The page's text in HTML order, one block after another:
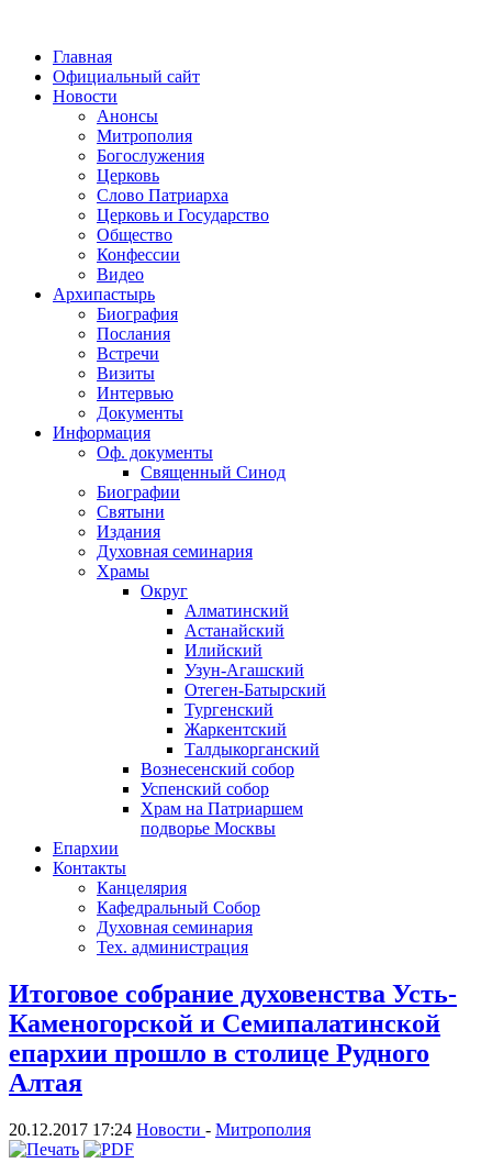
Главная
Официальный сайт
Новости
Анонсы
Митрополия
Богослужения
Церковь
Слово Патриарха
Церковь и Государство
Общество
Конфессии
Видео
Архипастырь
Биография
Послания
Встречи
Визиты
Интервью
Документы
Информация
Оф. документы
Священный Синод
Биографии
Святыни
Издания
Духовная семинария
Храмы
Округ
Алматинский
Астанайский
Илийский
Узун-Агашский
Отеген-Батырский
Тургенский
Жаркентский
Талдыкорганский
Вознесенский собор
Успенский собор
Храм на Патриаршем
подворье Москвы
Епархии
Контакты
Канцелярия
Кафедральный Собор
Духовная семинария
Тех. администрация
Итоговое собрание духовенства Усть-
Каменогорской и Семипалатинской
епархии прошло в столице Рудного
Алтая
20.12.2017 17:24 Новости - Митрополия